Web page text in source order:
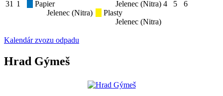
31 1
Papier
Jelenec (Nitra)
Jelenec (Nitra)
Plasty
Jelenec (Nitra)
4 5 6
Kalendár zvozu odpadu
Hrad Gýmeš